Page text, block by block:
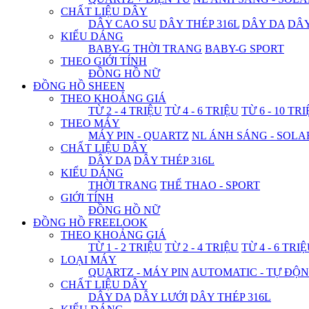
CHẤT LIỆU DÂY
DÂY CAO SU DÂY THÉP 316L DÂY DA
KIỂU DÁNG
BABY-G THỜI TRANG BABY-G SPORT
THEO GIỚI TÍNH
ĐỒNG HỒ NỮ
ĐỒNG HỒ SHEEN
THEO KHOẢNG GIÁ
TỪ 2 - 4 TRIỆU TỪ 4 - 6 TRIỆU TỪ 6 - 10
THEO MÁY
MÁY PIN - QUARTZ NL ÁNH SÁNG -
CHẤT LIỆU DÂY
DÂY DA DÂY THÉP 316L
KIỂU DÁNG
THỜI TRANG THỂ THAO - SPORT
GIỚI TÍNH
ĐỒNG HỒ NỮ
ĐỒNG HỒ FREELOOK
THEO KHOẢNG GIÁ
TỪ 1 - 2 TRIỆU TỪ 2 - 4 TRIỆU TỪ 4 - 6
LOẠI MÁY
QUARTZ - MÁY PIN AUTOMATIC - TỰ
CHẤT LIỆU DÂY
DÂY DA DÂY LƯỚI DÂY THÉP 316L